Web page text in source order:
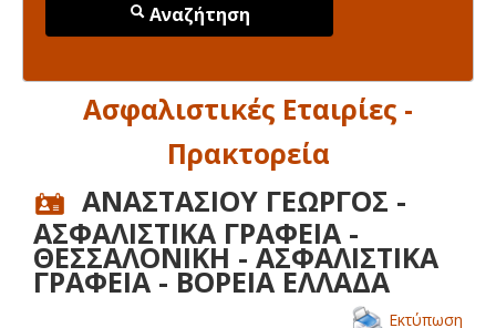
Αναζήτηση
Ασφαλιστικές Εταιρίες -
Πρακτορεία
ΑΝΑΣΤΑΣΙΟΥ ΓΕΩΡΓΟΣ -
ΑΣΦΑΛΙΣΤΙΚΑ ΓΡΑΦΕΙΑ -
ΘΕΣΣΑΛΟΝΙΚΗ - ΑΣΦΑΛΙΣΤΙΚΑ
ΓΡΑΦΕΙΑ - ΒΟΡΕΙΑ ΕΛΛΑΔΑ
Εκτύπωση